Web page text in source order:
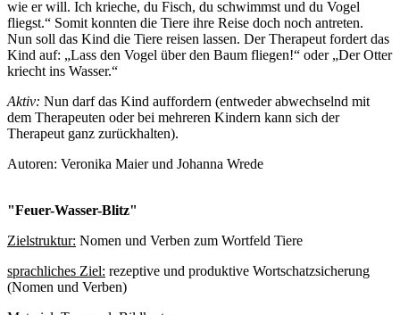
wie er will. Ich krieche, du Fisch, du schwimmst und du Vogel
fliegst.“ Somit konnten die Tiere ihre Reise doch noch antreten.
Nun soll das Kind die Tiere reisen lassen. Der Therapeut fordert das
Kind auf: „Lass den Vogel über den Baum fliegen!“ oder „Der Otter
kriecht ins Wasser.“
Aktiv: Nun darf das Kind auffordern (entweder abwechselnd mit
dem Therapeuten oder bei mehreren Kindern kann sich der
Therapeut ganz zurückhalten).
Autoren: Veronika Maier und Johanna Wrede
"Feuer-Wasser-Blitz"
Zielstruktur: Nomen und Verben zum Wortfeld Tiere
sprachliches Ziel: rezeptive und produktive Wortschatzsicherung
(Nomen und Verben)